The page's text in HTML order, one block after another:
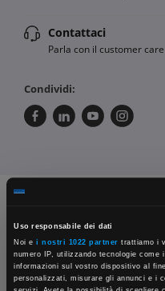
Uso responsabile dei dati
Noi ei nostri 1022 partner trattiamo i
numero IP, utilizzando tecnologie come
informazioni sul vostro dispositivo al
personalizzati, misurare gli annunci e i
Contattaci
Parla con il customer
Condividi: